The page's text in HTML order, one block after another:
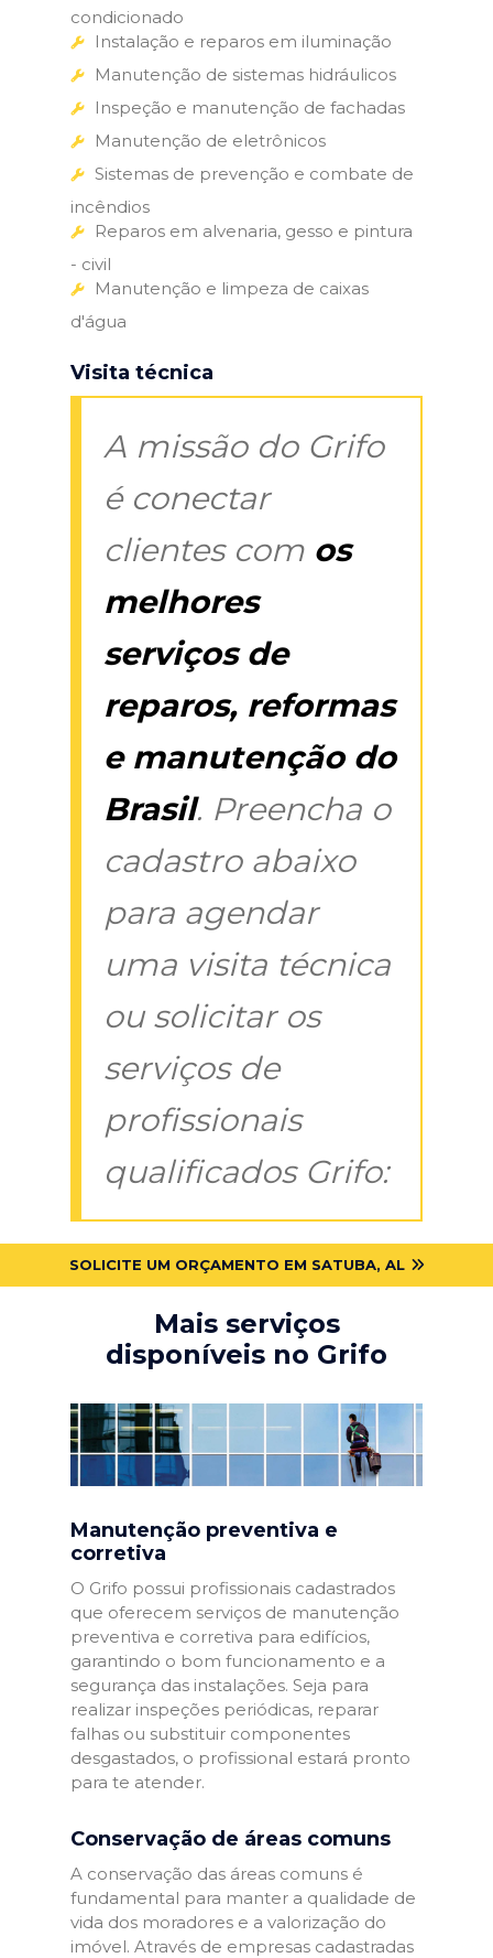
condicionado
Instalação e reparos em iluminação
Manutenção de sistemas hidráulicos
Inspeção e manutenção de fachadas
Manutenção de eletrônicos
Sistemas de prevenção e combate de
incêndios
Reparos em alvenaria, gesso e pintura
- civil
Manutenção e limpeza de caixas
d'água
Visita técnica
A missão do Grifo
é conectar
clientes com os
melhores
serviços de
reparos, reformas
e manutenção do
Brasil. Preencha o
cadastro abaixo
para agendar
uma visita técnica
ou solicitar os
serviços de
profissionais
qualificados Grifo:
SOLICITE UM ORÇAMENTO EM SATUBA, AL
Mais serviços
disponíveis no Grifo
Manutenção preventiva e
corretiva
O Grifo possui profissionais cadastrados
que oferecem serviços de manutenção
preventiva e corretiva para edifícios,
garantindo o bom funcionamento e a
segurança das instalações. Seja para
realizar inspeções periódicas, reparar
falhas ou substituir componentes
desgastados, o profissional estará pronto
para te atender.
Conservação de áreas comuns
A conservação das áreas comuns é
fundamental para manter a qualidade de
vida dos moradores e a valorização do
imóvel. Através de empresas cadastradas